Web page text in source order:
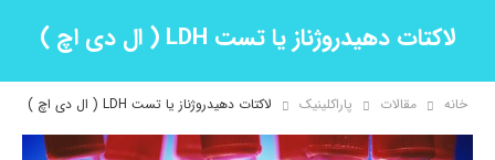
لاکتات دهیدروژناز یا تست LDH ( ال دی اچ )
خانه مقالات پاراکلینیک لاکتات دهیدروژناز یا تست LDH ( ال دی اچ )